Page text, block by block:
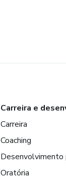
Carreira e
Carreira
Coaching
Desenvolvimento
Oratória